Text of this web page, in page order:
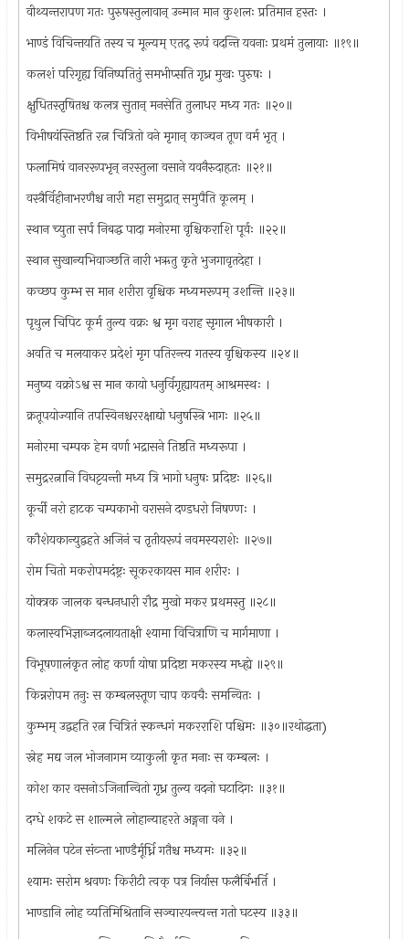
वीथ्यन्तरापण गतः पुरुषस्तुलावान् उन्मान मान कुशलः प्रतिमान हस्तः ।
भाण्डं विचिन्तयति तस्य च मूल्यम् एतद् रूपं वदन्ति यवनाः प्रथमं तुलायाः ॥१९॥
कलशं परिगृह्य विनिष्पतितुं समभीप्सति गृध्र मुखः पुरुषः ।
क्षुधितस्तृषितश्च कलत्र सुतान् मनसेति तुलाधर मध्य गतः ॥२०॥
विभीषयंस्तिष्ठति रत्न चित्रितो वने मृगान् काञ्चन तूण वर्म भृत् ।
फलामिषं वानररूपभृन् नरस्तुला वसाने यवनैरुदाहृतः ॥२१॥
वस्त्रैर्विहीनाभरणैश्च नारी महा समुद्रात् समुपैति कूलम् ।
स्थान च्युता सर्प निबद्ध पादा मनोरमा वृश्चिकराशि पूर्वः ॥२२॥
स्थान सुखान्यभिवाञ्छति नारी भऋतु कृते भुजगावृतदेहा ।
कच्छप कुम्भ स मान शरीरा वृश्चिक मध्यमरूपम् उशन्ति ॥२३॥
पृथुल चिपिट कूर्म तुल्य वक्रः श्व मृग वराह सृगाल भीषकारी ।
अवति च मलयाकर प्रदेशं मृग पतिरन्त्य गतस्य वृश्चिकस्य ॥२४॥
मनुष्य वक्रोऽश्व स मान कायो धनुर्विगृह्यायतम् आश्रमस्थः ।
क्रतूपयोज्यानि तपस्विनश्चररक्षाद्यो धनुषस्त्रि भागः ॥२५॥
मनोरमा चम्पक हेम वर्णा भद्रासने तिष्ठति मध्यरूपा ।
समुद्ररत्नानि विघट्टयन्ती मध्य त्रि भागो धनुषः प्रदिष्टः ॥२६॥
कूर्ची नरो हाटक चम्पकाभो वरासने दण्डधरो निषण्णः ।
कौशेयकान्युद्वहते अजिनं च तृतीयरूपं नवमस्यराशेः ॥२७॥
रोम चितो मकरोपमदंष्ट्रः सूकरकायस मान शरीरः ।
योक्त्रक जालक बन्धनधारी रौद्र मुखो मकर प्रथमस्तु ॥२८॥
कलास्वभिज्ञाब्जदलायताक्षी श्यामा विचित्राणि च मार्गमाणा ।
विभूषणालंकृत लोह कर्णा योषा प्रदिष्टा मकरस्य मध्ह्ये ॥२९॥
किन्नरोपम तनुः स कम्बलस्तूण चाप कवचैः समन्वितः ।
कुम्भम् उद्वहति रत्न चित्रितं स्कन्धगं मकरराशि पश्चिमः ॥३०॥रथोद्धता)
स्नेह मद्य जल भोजनागम व्याकुली कृत मनाः स कम्बलः ।
कोश कार वसनोऽजिनान्वितो गृध्र तुल्य वदनो घटादिगः ॥३१॥
दग्धे शकटे स शाल्मले लोहान्याहरते अङ्गना वने ।
मलिनेन पटेन संव्ऱ्ता भाण्डैर्मूर्ध्नि गतैश्च मध्यमः ॥३२॥
श्यामः सरोम श्रवणः किरीटी त्वक् पत्र निर्यास फलैर्बिभर्ति ।
भाण्डानि लोह व्यतिमिश्रितानि सञ्चारयन्त्यन्त गतो घटस्य ॥३३॥